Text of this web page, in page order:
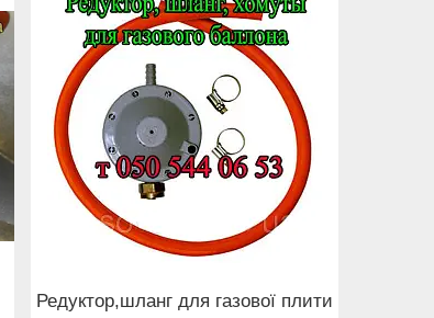
Редуктор,шланг для газової плити